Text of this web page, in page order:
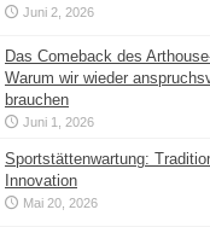
Juni 2, 2026
Das Comeback des
Warum wir wieder
brauchen
Juni 1, 2026
Sportstättenwartung:
Innovation
Mai 20, 2026